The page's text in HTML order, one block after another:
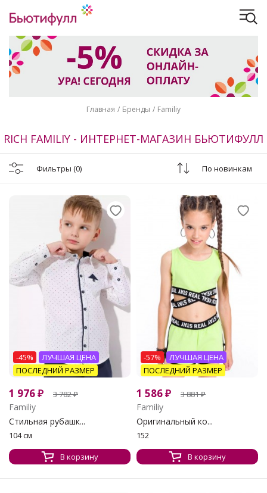
Главная Бренды Familiy
RICH FAMILIY - ИНТЕРНЕТ-МАГАЗИН БЬЮТИФУЛЛ
Фильтры (0) По новинкам
-45%
ЛУЧШАЯ ЦЕНА
ПОСЛЕДНИЙ РАЗМЕР
1 976₽ 3 782₽
Familiy
Стильная рубашк...
104 см
В корзину
-57%
ЛУЧШАЯ ЦЕНА
ПОСЛЕДНИЙ РАЗМЕР
1 586₽ 3 881₽
Familiy
Оригинальный ко...
152
В корзину